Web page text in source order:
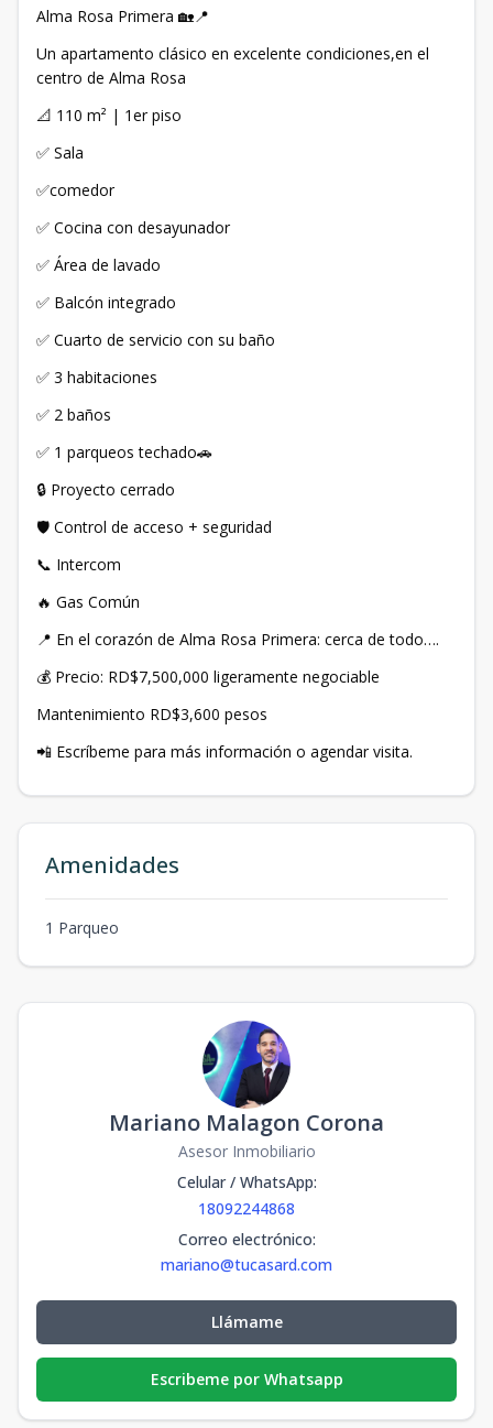
Alma Rosa Primera 🏡📍
Un apartamento clásico en excelente condiciones,en el
centro de Alma Rosa
📐 110 m² | 1er piso
✅ Sala
✅comedor
✅ Cocina con desayunador
✅ Área de lavado
✅ Balcón integrado
✅ Cuarto de servicio con su baño
✅ 3 habitaciones
✅ 2 baños
✅ 1 parqueos techado🚗
🔒 Proyecto cerrado
🛡️ Control de acceso + seguridad
📞 Intercom
🔥 Gas Común
📍 En el corazón de Alma Rosa Primera: cerca de todo….
💰 Precio: RD$7,500,000 ligeramente negociable
Mantenimiento RD$3,600 pesos
📲 Escríbeme para más información o agendar visita.
Amenidades
1 Parqueo
Mariano Malagon Corona
Asesor Inmobiliario
Celular / WhatsApp:
18092244868
Correo electrónico:
mariano@tucasard.com
Llámame
Escribeme por Whatsapp